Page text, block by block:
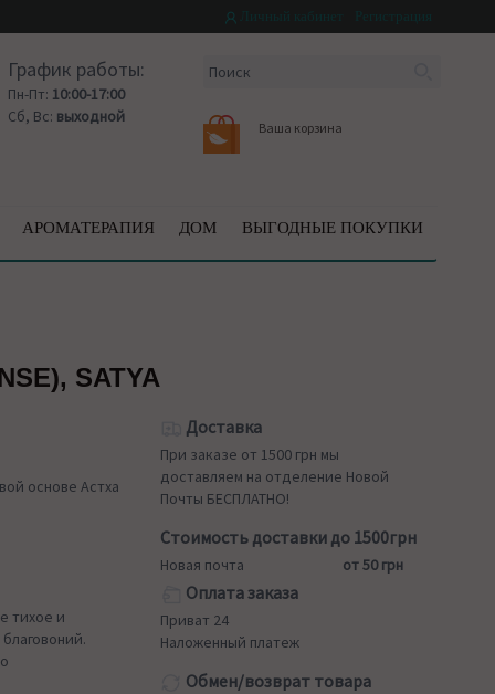
График работы:
Пн-Пт: 10:00-17:00
Сб, Вс: выходной
Ваша корзина
АРОМАТЕРАПИЯ ДОМ ВЫГОДНЫЕ ПОКУПКИ
SATYA
основе Астха
тихое и
Доставка
При заказе от 1500 грн мы
доставляем на отделение Новой
Почты БЕСПЛАТНО!
Стоимость доставки до 1500грн
Новая почта от 50 грн
Оплата заказа
Приват 24
Наложенный платеж
Обмен/возврат товара